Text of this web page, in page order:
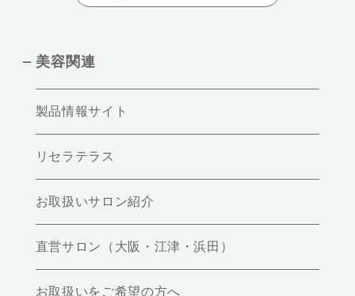
美容関連
製品情報サイト
リセラテラス
お取扱いサロン紹介
直営サロン（大阪・江津・浜田）
お取扱いをご希望の方へ